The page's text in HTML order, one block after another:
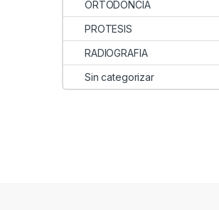
ORTODONCIA
PROTESIS
RADIOGRAFIA
Sin categorizar